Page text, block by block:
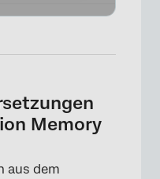
Memory
aus dem